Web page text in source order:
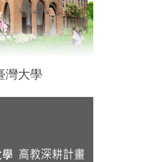
灣大學